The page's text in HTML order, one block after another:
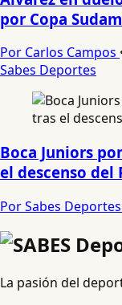
por Copa
Por Carlos Campos
Sabes Deportes
Boca Juniors
el descenso del
Por Sabes Deportes
La pasión del